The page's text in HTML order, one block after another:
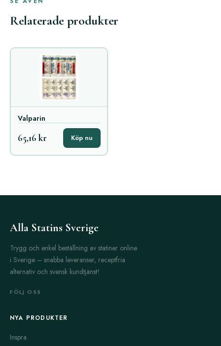
Relaterade produkter
Valparin
65,16 kr Köp nu
Alla Statins Sverige
Trygg och enkel beställning av statiner online
i Sverige – snabba leveranser, receptfria
alternativ och svensk kundtjänst!
FÖLJ OSS
NYA PRODUKTER
Inspra